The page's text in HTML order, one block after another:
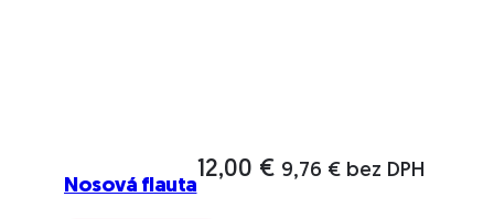
Nosová flauta
12,00 € 9,76 €bez DPH